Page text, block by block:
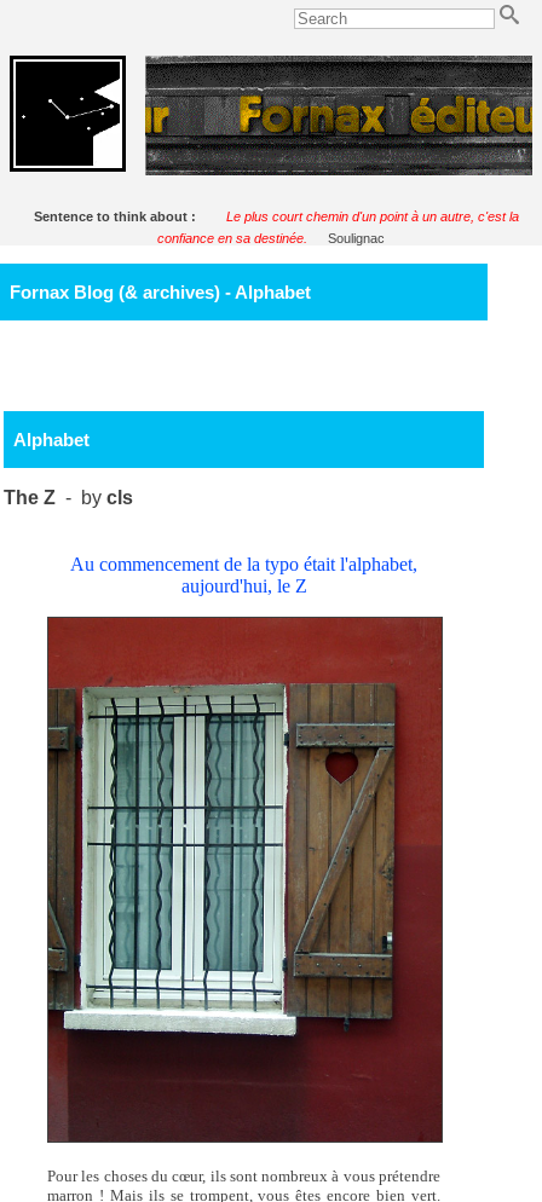
Sentence to think about :
Le plus court chemin d'un point à un autre, c'est la
confiance en sa destinée.
Soulignac
Fornax Blog (& archives) - Alphabet
Alphabet
The Z - bycls
Au commencement de la typo était l'alphabet,
aujourd'hui, le Z
Pour les choses du cœur, ils sont nombreux à vous prétendre
marron ! Mais ils se trompent, vous êtes encore bien vert.